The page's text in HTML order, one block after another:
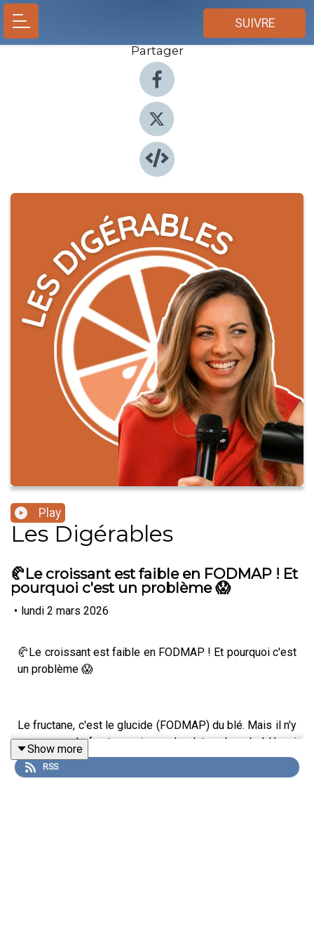
SUIVRE
Partager
Play
Les Digérables
🥐Le croissant est faible en FODMAP ! Et
pourquoi c'est un problème 😱
• lundi 2 mars 2026
🥐Le croissant est faible en FODMAP ! Et pourquoi c'est
un problème 😱
Le fructane, c'est le glucide (FODMAP) du blé. Mais il n'y
a pas que du fructane, ni que du gluten dans le blé qui
peut causer des troubles digestifs !
Show more
RSS